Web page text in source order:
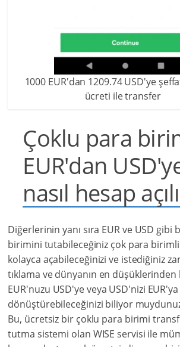
1000 EUR'dan 1209.74 USD'ye
ücreti ile transfer
Çoklu para
EUR'dan
nasıl hesap
Diğerlerinin yanı sıra EUR ve USD gibi
birimini tutabileceğiniz çok para birimli
kolayca açabileceğinizi ve istediğiniz
tıklama ve dünyanın en düşüklerinden
EUR'nuzu USD'ye veya USD'nizi EUR'ya
dönüştürebileceğinizi biliyor
Bu, ücretsiz bir çoklu para birimi
tutma sistemi olan WISE servisi ile